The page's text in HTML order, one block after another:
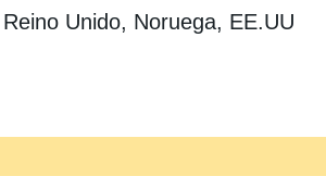
Unido, Noruega, EE.UU